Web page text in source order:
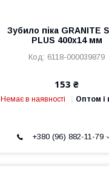
Зубило піка GRANITE
PLUS 400х14 мм
6118-000039879
153 ₴
Немає в наявності Оптом і
+380 (96) 882-11-79